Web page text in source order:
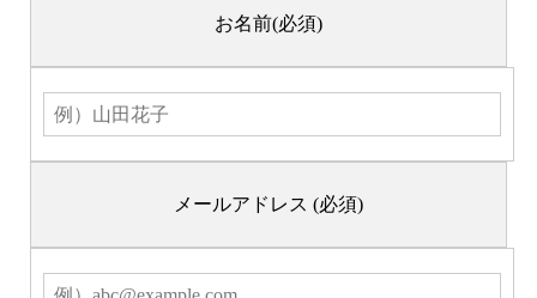
お名前(必須)
メールアドレス(必須)